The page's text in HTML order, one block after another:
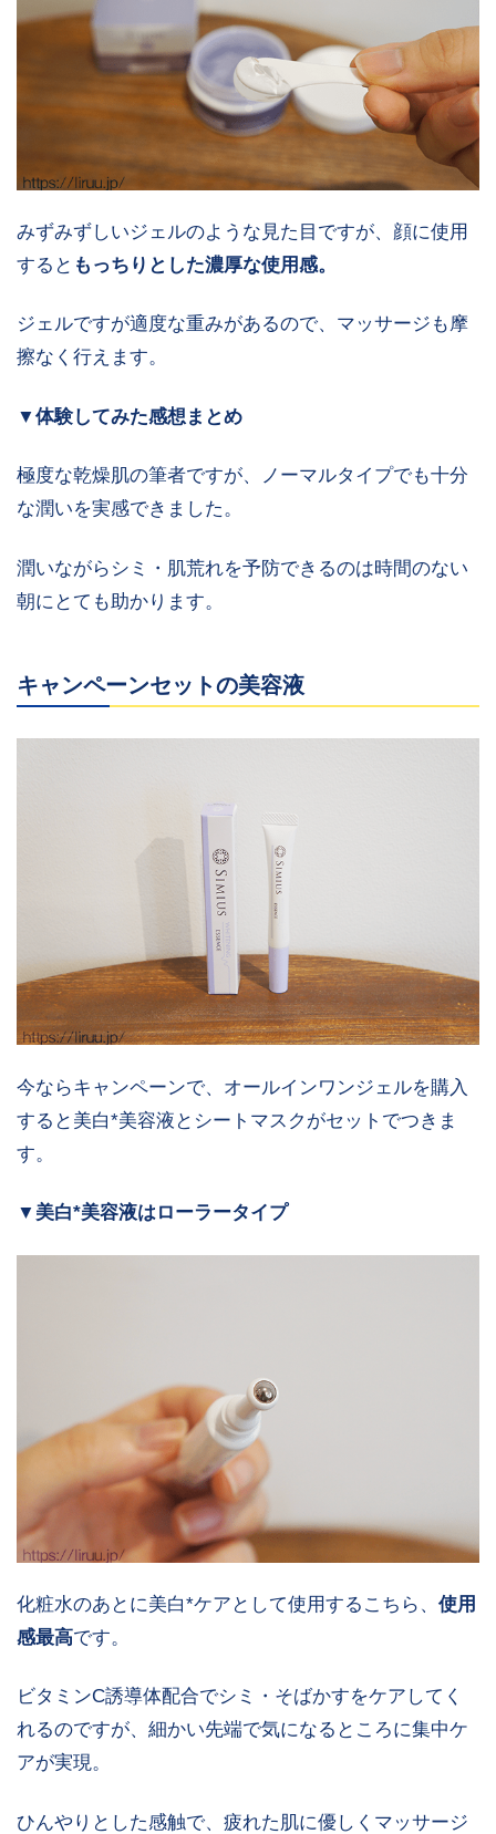
みずみずしいジェルのような見た目ですが、顔に使用
すると もっちりとした濃厚な使用感。
ジェルですが適度な重みがあるので、マッサージも摩
擦なく行えます。
▼体験してみた感想まとめ
極度な乾燥肌の筆者ですが、ノーマルタイプでも十分
な潤いを実感できました。
潤いながらシミ・肌荒れを予防できるのは時間のない
朝にとても助かります。
キャンペーンセットの美容液
今ならキャンペーンで、オールインワンジェルを購入
すると美白*美容液とシートマスクがセットでつきま
す。
▼美白*美容液はローラータイプ
化粧水のあとに美白*ケアとして使用するこちら、使用
感最高です。
ビタミンC誘導体配合でシミ・そばかすをケアしてく
れるのですが、細かい先端で気になるところに集中ケ
アが実現。
ひんやりとした感触で、疲れた肌に優しくマッサージ